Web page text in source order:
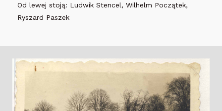
Od lewej stoją: Ludwik Stencel, Wilhelm Początek,
Ryszard Paszek